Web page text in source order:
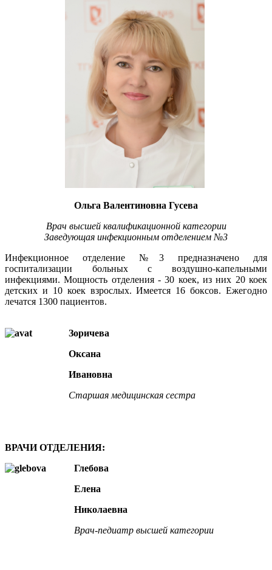
Ольга Валентиновна Гусева
Врач высшей квалификационной категории
Заведующая инфекционным отделением №3
Инфекционное отделение №3 предназначено для
госпитализации больных с воздушно-капельными
инфекциями. Мощность отделения - 30 коек, из них 20 коек
детских и 10 коек взрослых. Имеется 16 боксов. Ежегодно
лечатся 1300 пациентов.
Зоричева
Оксана
Ивановна
Старшая медицинская сестра
ВРАЧИ ОТДЕЛЕНИЯ:
Глебова
Елена
Николаевна
Врач-педиатр высшей категории